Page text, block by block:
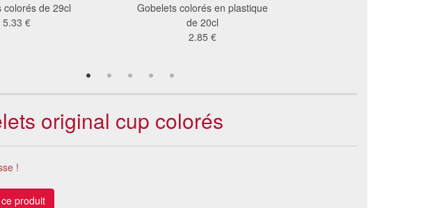
colorés de 29cl
5.33 €
Gobelets colorés en plastique
de 20cl
2.85 €
original cup colorés
!
produit